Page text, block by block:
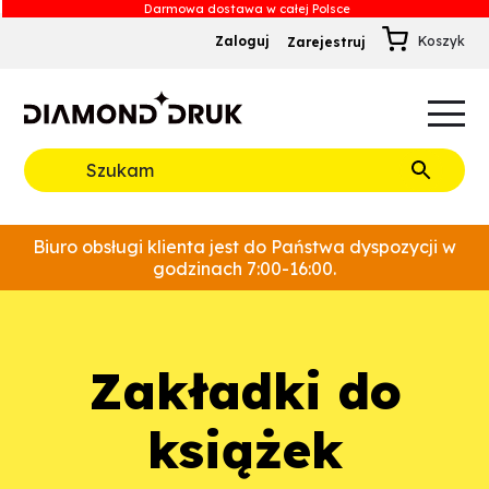
Zaloguj Zarejestruj
Rozwiń
Biuro obsługi klienta jest do Państwa dyspozycji w
godzinach 7:00-16:00.
Zakładki do
książek